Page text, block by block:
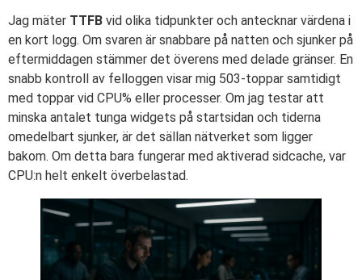
Jag mäter TTFB vid olika tidpunkter och antecknar värdena i
en kort logg. Om svaren är snabbare på natten och sjunker på
eftermiddagen stämmer det överens med delade gränser. En
snabb kontroll av felloggen visar mig 503-toppar samtidigt
med toppar vid CPU% eller processer. Om jag testar att
minska antalet tunga widgets på startsidan och tiderna
omedelbart sjunker, är det sällan nätverket som ligger
bakom. Om detta bara fungerar med aktiverad sidcache, var
CPU:n helt enkelt överbelastad.